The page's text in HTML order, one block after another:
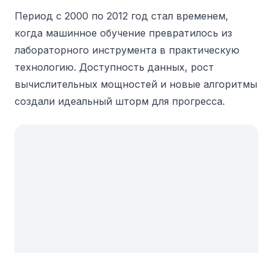
Период с 2000 по 2012 год стал временем,
когда машинное обучение превратилось из
лабораторного инструмента в практическую
технологию. Доступность данных, рост
вычислительных мощностей и новые алгоритмы
создали идеальный шторм для прогресса.